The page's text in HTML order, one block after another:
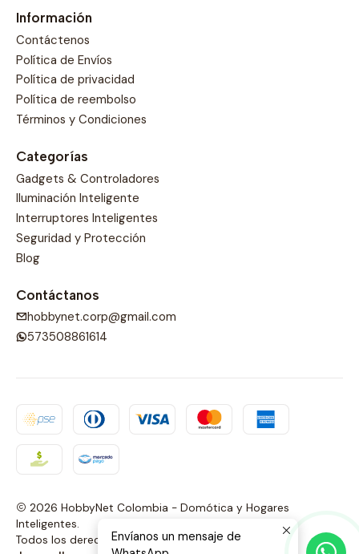
Información
Contáctenos
Política de Envíos
Política de privacidad
Política de reembolso
Términos y Condiciones
Categorías
Gadgets & Controladores
Iluminación Inteligente
Interruptores Inteligentes
Seguridad y Protección
Blog
Contáctanos
hobbynet.corp@gmail.com
573508861614
2026 HobbyNet Colombia - Domótica y Hogares
Inteligentes.
Todos los derechos reservados.Desarrollado por
Envíanos un mensaje de